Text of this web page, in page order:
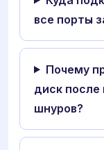
все порты
Почему
диск
шнуров?